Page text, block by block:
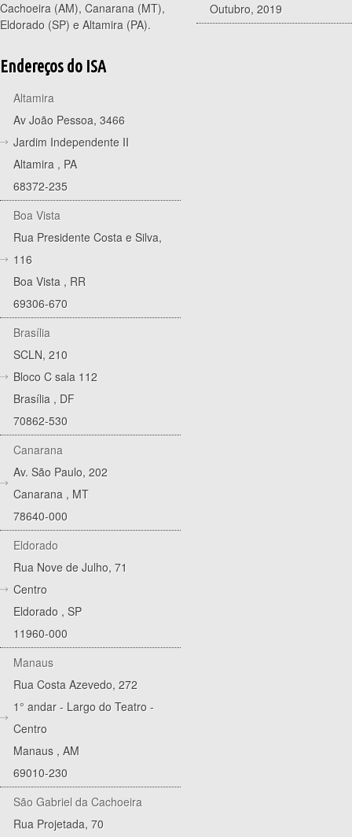
Cachoeira (AM), Canarana (MT),
Eldorado (SP) e Altamira (PA).
Endereços do ISA
Altamira
Av João Pessoa, 3466
Jardim Independente II
Altamira , PA
68372-235
Boa Vista
Rua Presidente Costa e Silva,
116
Boa Vista , RR
69306-670
Brasília
SCLN, 210
Bloco C sala 112
Brasília , DF
70862-530
Canarana
Av. São Paulo, 202
Canarana , MT
78640-000
Eldorado
Rua Nove de Julho, 71
Centro
Eldorado , SP
11960-000
Manaus
Rua Costa Azevedo, 272
1° andar - Largo do Teatro -
Centro
Manaus , AM
69010-230
São Gabriel da Cachoeira
Rua Projetada, 70
Outubro, 2019